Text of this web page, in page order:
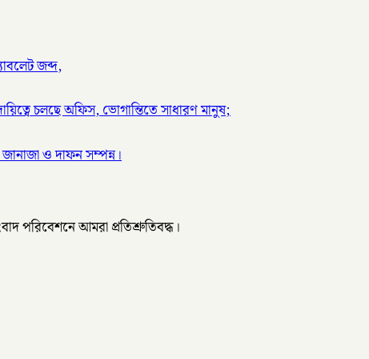
জব্দ,
চলছে অফিস, ভোগান্তিতে সাধারণ মানুষ;
ও দাফন সম্পন্ন।
পরিবেশনে আমরা প্রতিশ্রুতিবদ্ধ।